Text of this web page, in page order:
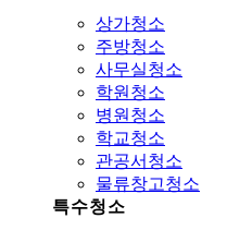
상가청소
주방청소
사무실청소
학원청소
병원청소
학교청소
관공서청소
물류창고청소
특수청소